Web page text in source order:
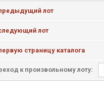
лот
лот
страницу каталога
к произвольному лоту: